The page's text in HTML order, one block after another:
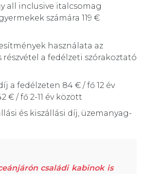
all inclusive italcsomag
számára 119 €
használata az
a fedélzeti szórakoztató
a fedélzeten 84 € / fő 12 év
€ / fő 2-11 év között
és kiszállási díj, üzemanyag-
családi kabinok is